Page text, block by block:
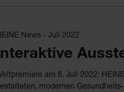
News - Juli 2022
am 8. Juli 2022:
modernen